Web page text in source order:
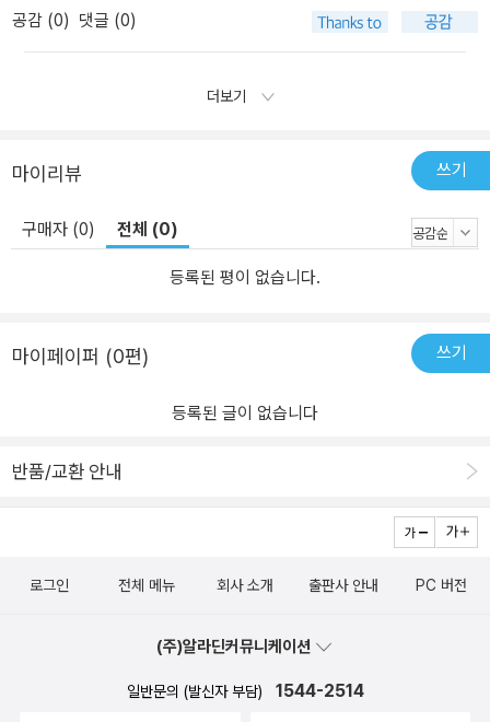
공감 (0) 댓글 (0)
더보기
마이리뷰 쓰기
구매자 (0) 전체 (0)
등록된 평이 없습니다.
마이페이퍼 (0편) 쓰기
등록된 글이 없습니다
반품/교환 안내
로그인 전체 메뉴 회사 소개 출판사 안내 PC 버전
(주)알라딘커뮤니케이션
일반문의 (발신자 부담) 1544-2514